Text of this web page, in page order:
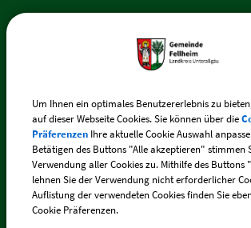
87748 Fellheim
Telefon:+49 (0) 83 35 / 217
E-Mail:fellheim@vg-boos.de
BayernPortal - Sicherer Kontakt
Um Ihnen ein optimales Benutzererlebnis zu
auf dieser Webseite Cookies. Sie können über die
Präferenzen Ihre aktuelle Cookie Auswahl
Betätigen des Buttons "Alle akzeptieren" stimmen
Verwendung aller Cookies zu. Mithilfe des Buttons
lehnen Sie der Verwendung nicht erforderlicher
Auflistung der verwendeten Cookies finden Sie
Cookie Präferenzen.